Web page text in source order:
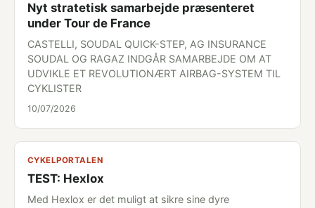
Nyt stratetisk samarbejde præsenteret
under Tour de France
CASTELLI, SOUDAL QUICK-STEP, AG INSURANCE
SOUDAL OG RAGAZ INDGÅR SAMARBEJDE OM AT
UDVIKLE ET REVOLUTIONÆRT AIRBAG-SYSTEM TIL
CYKLISTER
10/07/2026
CYKELPORTALEN
TEST: Hexlox
Med Hexlox er det muligt at sikre sine dyre